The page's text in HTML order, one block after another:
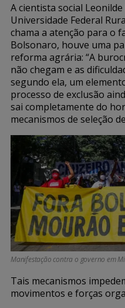
A cientista social
Universidade Federal
chama a atenção para o
Bolsonaro, houve uma
reforma agrária: “A
não chegam e as
segundo ela, um
processo de exclusão
sai completamente do
mecanismos de seleção
Manifestação contra o governo em
Tais mecanismos
movimentos e forças